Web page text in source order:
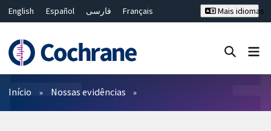
English Español فارسی
Français
Bahasa Malaysia
ไทย 繁體中文
Mais idiomas
Filtros
Início Nossas evidências